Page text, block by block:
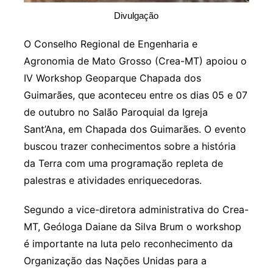
Divulgação
O Conselho Regional de Engenharia e
Agronomia de Mato Grosso (Crea-MT) apoiou o
IV Workshop Geoparque Chapada dos
Guimarães, que aconteceu entre os dias 05 e 07
de outubro no Salão Paroquial da Igreja
Sant’Ana, em Chapada dos Guimarães. O evento
buscou trazer conhecimentos sobre a história
da Terra com uma programação repleta de
palestras e atividades enriquecedoras.
Segundo a vice-diretora administrativa do Crea-
MT, Geóloga Daiane da Silva Brum o workshop
é importante na luta pelo reconhecimento da
Organização das Nações Unidas para a